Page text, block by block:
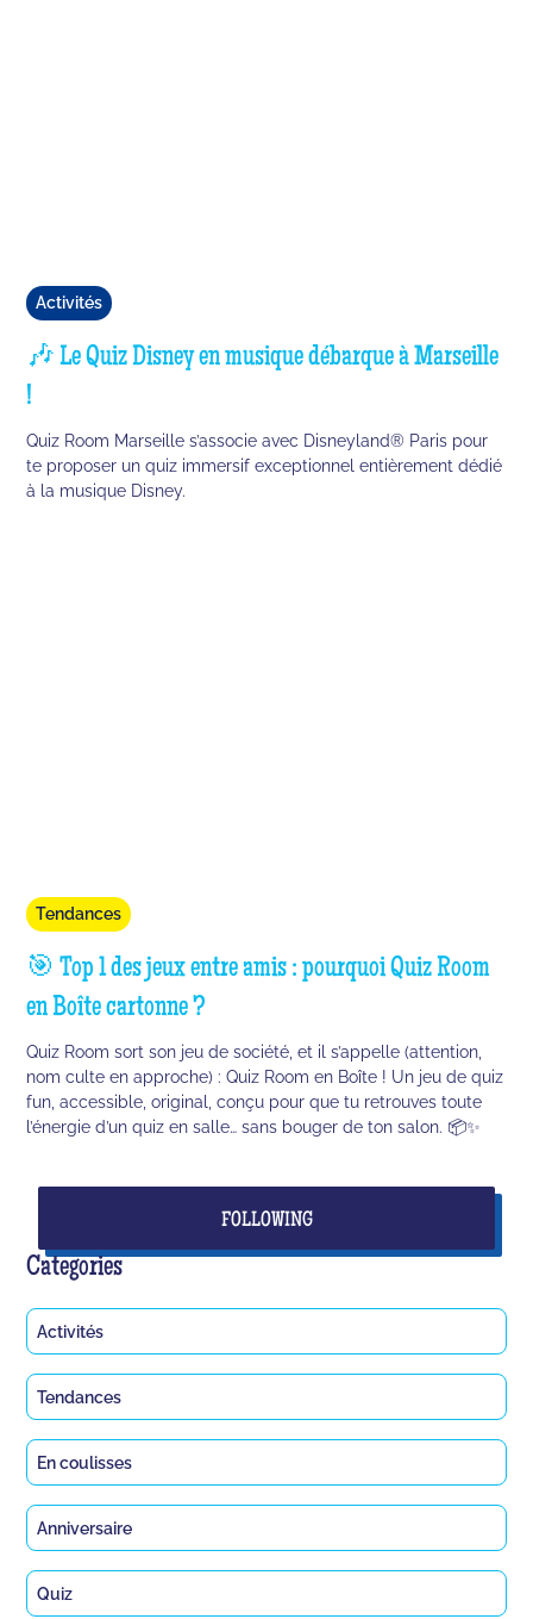
Activités
🎶 Le Quiz Disney en musique débarque à Marseille
!
Quiz Room Marseille s’associe avec Disneyland® Paris pour
te proposer un quiz immersif exceptionnel entièrement dédié
à la musique Disney.
Tendances
🎯 Top 1 des jeux entre amis : pourquoi Quiz Room
en Boîte cartonne ?
Quiz Room sort son jeu de société, et il s’appelle (attention,
nom culte en approche) : Quiz Room en Boîte ! Un jeu de quiz
fun, accessible, original, conçu pour que tu retrouves toute
l’énergie d’un quiz en salle… sans bouger de ton salon. 📦✨
FOLLOWING
Categories
Activités
Tendances
En coulisses
Anniversaire
Quiz